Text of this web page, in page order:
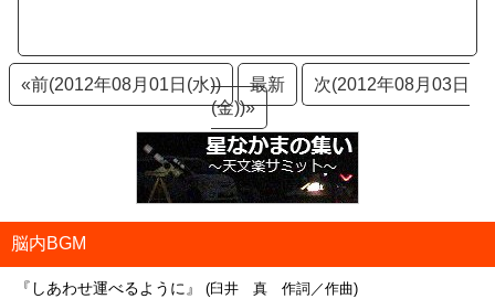
«前(2012年08月01日(水)) 最新
次(2012年08月03日
(金))»
脳内BGM
『しあわせ運べるように』 (臼井 真 作詞／作曲)